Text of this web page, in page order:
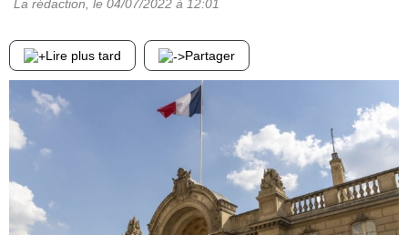
La rédaction , le 04/07/2022 à 12:01
Lire plus tard Partager